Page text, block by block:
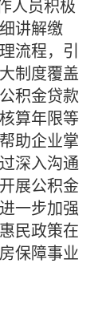
人员积极
讲解缴
流程，引
制度覆盖
积金贷款
算年限等
助企业掌
深入沟通
展公积金
一步加强
民政策在
保障事业